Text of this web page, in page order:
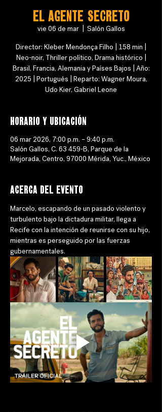
EL AGENTE SECRETO
vie 06 de mar
  |
Salón Gallos
Director: Kleber Mendonça Filho | 158 min |
Neo-noir, Thriller político, Drama histórico |
Brasil, Francia, Alemania y Países Bajos | Año:
2025 | Portugués | Reparto: Wagner Moura,
Udo Kier, Gabriel Leone
Horario y ubicación
06 mar 2026, 7:00 p.m. – 9:40 p.m.
Salón Gallos, C. 63 459-B, Parque de la
Mejorada, Centro, 97000 Mérida, Yuc., México
Acerca del evento
Marcelo, escapando de un pasado violento y
turbulento bajo la dictadura militar, llega a
Recife con la intención de reunirse con su hijo,
mientras es perseguido por las fuerzas
gubernamentales.